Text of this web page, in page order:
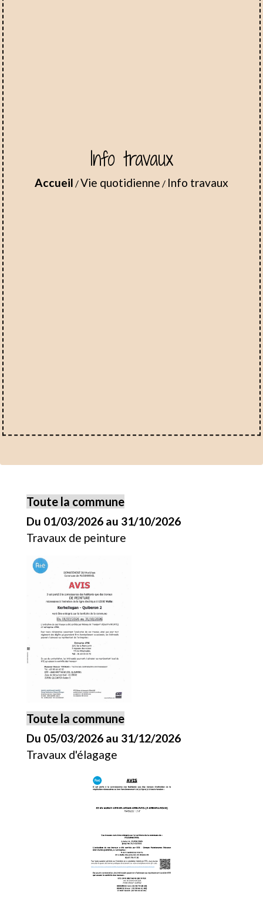
Info travaux
Accueil /Vie quotidienne / Info travaux
Toute la commune
Du 01/03/2026 au 31/10/2026
Travaux de peinture
Toute la commune
Du 05/03/2026 au 31/12/2026
Travaux d'élagage